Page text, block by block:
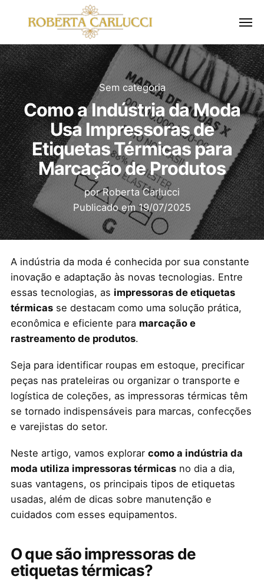
Sem categoria
Como a Indústria da Moda
Usa Impressoras de
Etiquetas Térmicas para
Marcação de Produtos
porRoberta Carlucci
Publicado em 19/07/2025
A indústria da moda é conhecida por sua constante
inovação e adaptação às novas tecnologias. Entre
essas tecnologias, as impressoras de etiquetas
térmicasse destacam como uma solução prática,
econômica e eficiente para marcação e
rastreamento de produtos.
Seja para identificar roupas em estoque, precificar
peças nas prateleiras ou organizar o transporte e
logística de coleções, as impressoras térmicas têm
se tornado indispensáveis para marcas, confecções
e varejistas do setor.
Neste artigo, vamos explorar como a indústria da
moda utiliza impressoras térmicasno dia a dia,
suas vantagens, os principais tipos de etiquetas
usadas, além de dicas sobre manutenção e
cuidados com esses equipamentos.
O que são impressoras de
etiquetas térmicas?